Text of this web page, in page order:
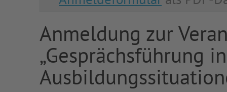
Anmeldung zur
„Gesprächsführung